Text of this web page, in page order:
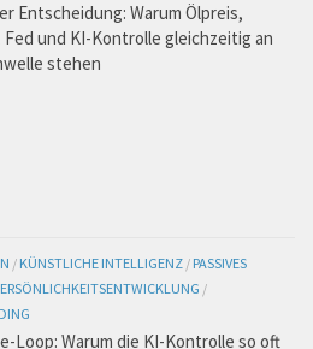
Entscheidung: Warum Ölpreis,
und KI-Kontrolle gleichzeitig an
stehen
/ KÜNSTLICHE INTELLIGENZ / PASSIVES
/
Loop: Warum die KI-Kontrolle so oft